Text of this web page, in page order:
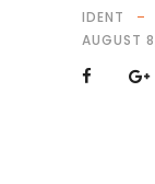
IDENT
AUGUST